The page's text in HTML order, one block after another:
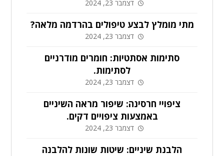
דצמבר 23, 2024
מתי מומלץ לבצע טיפולים בהרדמה מלאה?
דצמבר 23, 2024
סתימות אסתטיות: חומרים מודרניים
לסתימות.
דצמבר 23, 2024
ציפויי חרסינה: שיפור מראה השיניים
באמצעות ציפויים דקים.
דצמבר 23, 2024
הלבנת שיניים: שיטות שונות להלבנה